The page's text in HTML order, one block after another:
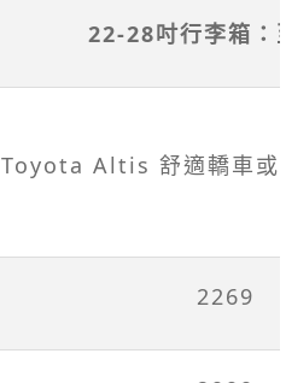
22-28吋行李箱
Toyota Altis 舒適轎車或
2269